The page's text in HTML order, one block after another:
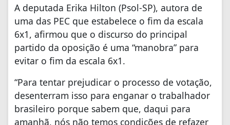
A deputada Erika Hilton (Psol-SP), autora de
uma das PEC que estabelece o fim da escala
6x1, afirmou que o discurso do principal
partido da oposição é uma “manobra” para
evitar o fim da escala 6x1.
“Para tentar prejudicar o processo de votação,
desenterram isso para enganar o trabalhador
brasileiro porque sabem que, daqui para
amanhã, nós não temos condições de refazer